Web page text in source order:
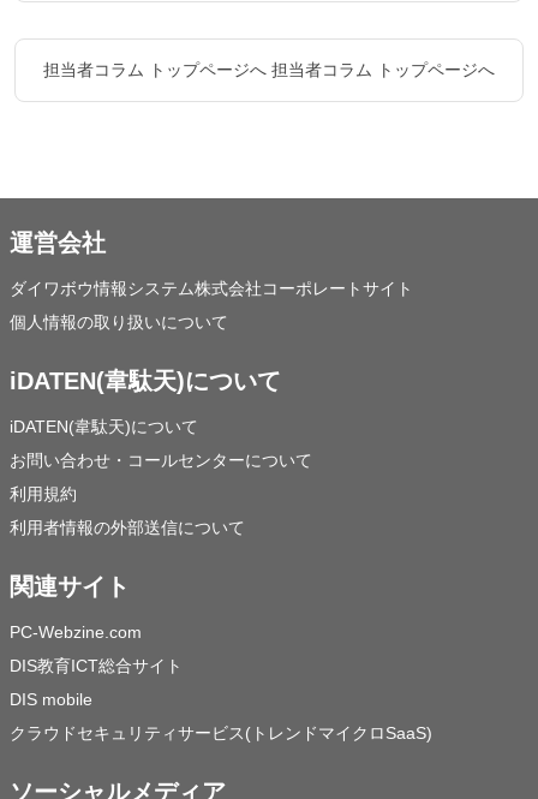
担当者コラム トップページへ 担当者コラム トップページへ
運営会社
ダイワボウ情報システム株式会社コーポレートサイト
個人情報の取り扱いについて
iDATEN(韋駄天)について
iDATEN(韋駄天)について
お問い合わせ・コールセンターについて
利用規約
利用者情報の外部送信について
関連サイト
PC-Webzine.com
DIS教育ICT総合サイト
DIS mobile
クラウドセキュリティサービス(トレンドマイクロSaaS)
ソーシャルメディア